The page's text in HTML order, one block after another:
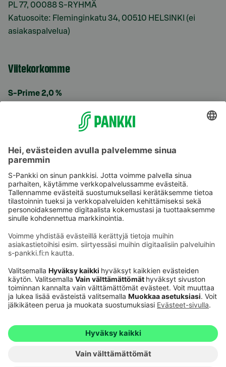
PL 77, 00088 S-RYHMÄ
Katuosoite: Fleminginkatu 34, 00510 HELSINKI (ei
asiakaspalvelua)
Viitekorkomme
S-Prime 2,0 %
Käyttöehdot
Saavutettavuusseloste
Evästeet
Verkkopalvelujen käytön edellytykset